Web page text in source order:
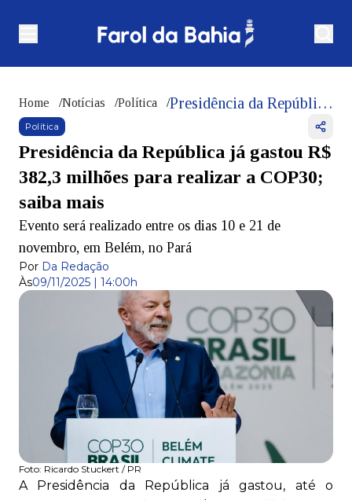
Home /Notícias /Política / Presidência da República já gastou R$ 382,3 milhões para realizar a COP30; saiba mais
Política
Presidência da República já gastou R$
382,3 milhões para realizar a COP30;
saiba mais
Evento será realizado entre os dias 10 e 21 de
novembro, em Belém, no Pará
Por Da Redação
Às09/11/2025 | 14:00h
Foto: Ricardo Stuckert / PR
A Presidência da República já gastou, até o